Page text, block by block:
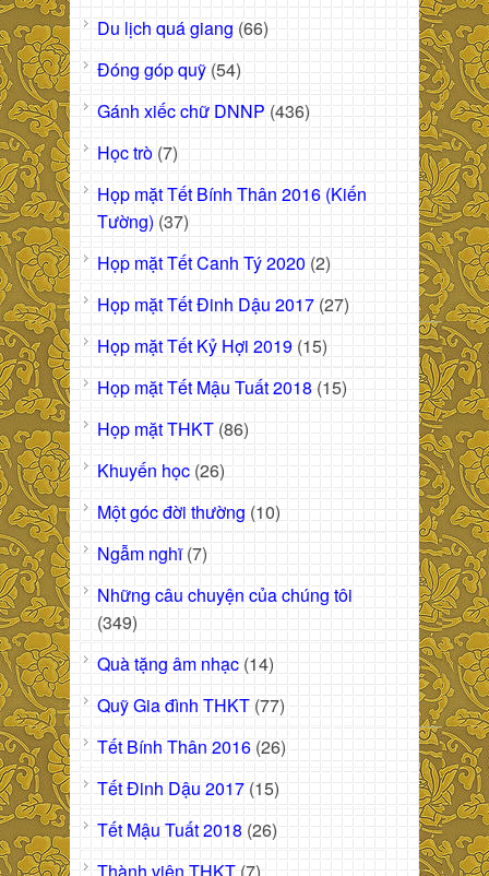
Du lịch quá giang (66)
Đóng góp quỹ (54)
Gánh xiếc chữ DNNP (436)
Học trò (7)
Họp mặt Tết Bính Thân 2016 (Kiến
Tường) (37)
Họp mặt Tết Canh Tý 2020 (2)
Họp mặt Tết Đinh Dậu 2017 (27)
Họp mặt Tết Kỷ Hợi 2019 (15)
Họp mặt Tết Mậu Tuất 2018 (15)
Họp mặt THKT (86)
Khuyến học (26)
Một góc đời thường (10)
Ngẫm nghĩ(7)
Những câu chuyện của chúng tôi
(349)
Quà tặng âm nhạc (14)
Quỹ Gia đình THKT (77)
Tết Bính Thân 2016 (26)
Tết Đinh Dậu 2017 (15)
Tết Mậu Tuất 2018 (26)
Thành viên THKT (7)